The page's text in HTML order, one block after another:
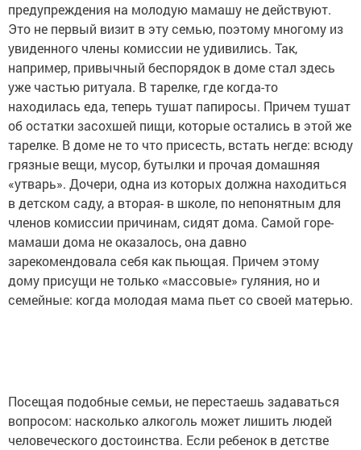
предупреждения на молодую мамашу не действуют.
Это не первый визит в эту семью, поэтому многому из
увиденного члены комиссии не удивились. Так,
например, привычный беспорядок в доме стал здесь
уже частью ритуала. В тарелке, где когда-то
находилась еда, теперь тушат папиросы. Причем тушат
об остатки засохшей пищи, которые остались в этой же
тарелке. В доме не то что присесть, встать негде: всюду
грязные вещи, мусор, бутылки и прочая домашняя
«утварь». Дочери, одна из которых должна находиться
в детском саду, а вторая- в школе, по непонятным для
членов комиссии причинам, сидят дома. Самой горе-
мамаши дома не оказалось, она давно
зарекомендовала себя как пьющая. Причем этому
дому присущи не только «массовые» гуляния, но и
семейные: когда молодая мама пьет со своей матерью.
Посещая подобные семьи, не перестаешь задаваться
вопросом: насколько алкоголь может лишить людей
человеческого достоинства. Если ребенок в детстве